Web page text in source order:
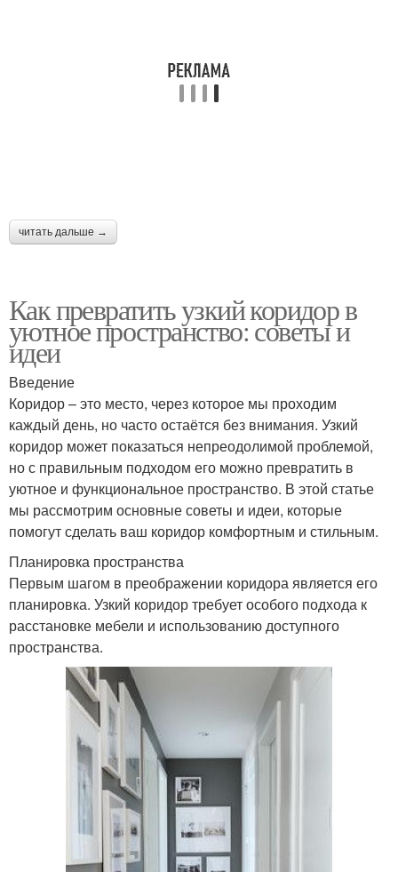
читать дальше →
Как превратить узкий коридор в
уютное пространство: советы и
идеи
Введение
Коридор – это место, через которое мы проходим
каждый день, но часто остаётся без внимания. Узкий
коридор может показаться непреодолимой проблемой,
но с правильным подходом его можно превратить в
уютное и функциональное пространство. В этой статье
мы рассмотрим основные советы и идеи, которые
помогут сделать ваш коридор комфортным и стильным.
Планировка пространства
Первым шагом в преображении коридора является его
планировка. Узкий коридор требует особого подхода к
расстановке мебели и использованию доступного
пространства.